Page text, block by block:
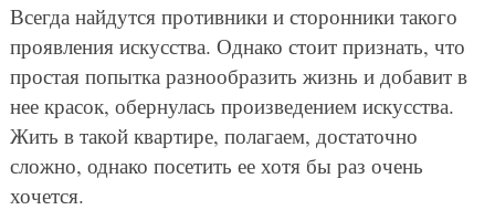
Всегда найдутся противники и сторонники такого
проявления искусства. Однако стоит признать, что
простая попытка разнообразить жизнь и добавит в
нее красок, обернулась произведением искусства.
Жить в такой квартире, полагаем, достаточно
сложно, однако посетить ее хотя бы раз очень
хочется.